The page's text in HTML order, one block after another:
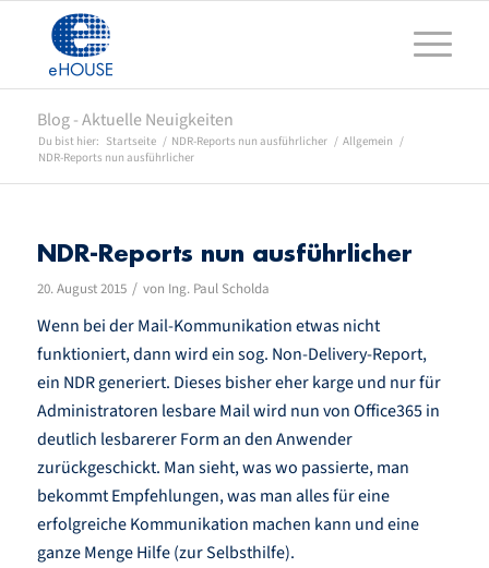
Blog - Aktuelle Neuigkeiten
Du bist hier: Startseite / NDR-Reports nun ausführlicher / Allgemein /
NDR-Reports nun ausführlicher
NDR-Reports nun ausführlicher
20. August 2015 / von Ing. Paul Scholda
Wenn bei der Mail-Kommunikation etwas nicht
funktioniert, dann wird ein sog. Non-Delivery-Report,
ein NDR generiert. Dieses bisher eher karge und nur für
Administratoren lesbare Mail wird nun von Office365 in
deutlich lesbarerer Form an den Anwender
zurückgeschickt. Man sieht, was wo passierte, man
bekommt Empfehlungen, was man alles für eine
erfolgreiche Kommunikation machen kann und eine
ganze Menge Hilfe (zur Selbsthilfe).